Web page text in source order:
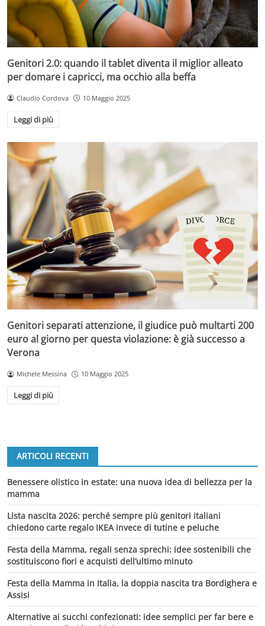
Genitori 2.0: quando il tablet diventa il miglior alleato
per domare i capricci, ma occhio alla beffa
Claudio Cordova 10 Maggio 2025
Leggi di più
Genitori separati attenzione, il giudice può multarti 200
euro al giorno per questa violazione: è già successo a
Verona
Michele Messina 10 Maggio 2025
Leggi di più
ARTICOLI RECENTI
Benessere olistico in estate: una nuova idea di bellezza per la
mamma
Lista nascita 2026: perché sempre più genitori italiani
chiedono carte regalo IKEA invece di tutine e peluche
Festa della Mamma, regali senza sprechi: idee sostenibili che
sostituiscono fiori e acquisti dell’ultimo minuto
Festa della Mamma in Italia, la doppia nascita tra Bordighera e
Assisi
Alternative ai succhi confezionati: idee semplici per far bere e